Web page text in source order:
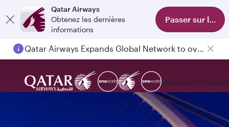
Qatar Airways
Obtenez les dernières
informations
Passer sur
Passengers flying between Doha and Auckland on QR914 and QR915
Découvrir